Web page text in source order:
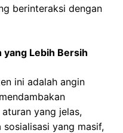
berinteraksi dengan
yang Lebih Bersih
ini adalah angin
yang jelas,
yang masif,